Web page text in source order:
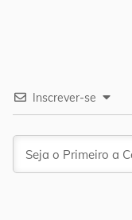
Inscrever-se